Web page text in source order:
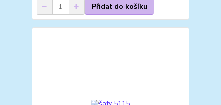
Přidat do košíku